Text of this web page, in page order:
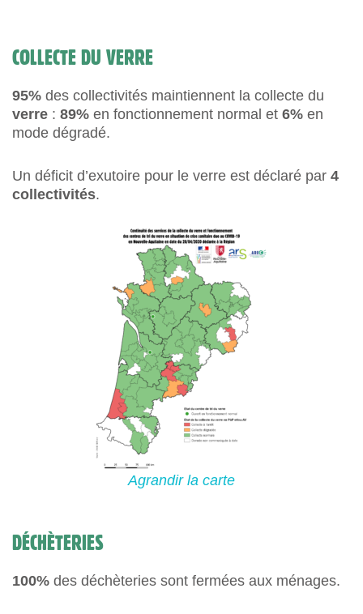
COLLECTE DU VERRE
95% des collectivités maintiennent la collecte du
verre : 89% en fonctionnement normal et 6% en
mode dégradé.
Un déficit d’exutoire pour le verre est déclaré par 4
collectivités.
Agrandir la carte
DÉCHÈTERIES
100% des déchèteries sont fermées aux ménages.